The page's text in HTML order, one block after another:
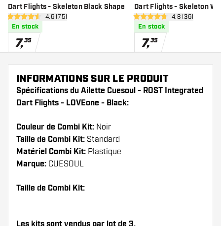
Dart Flights - Skeleton Black Shape
ouvrir le panneau des avis
4.6 étoiles de notation
4.6 (75)
En stock
7,35
Dart Flights - Skeleton
ouvrir le
4.8 étoiles de notation
4.8 (36)
En stock
7,35
INFORMATIONS SUR LE PRODUIT
Spécifications du Ailette Cuesoul - ROST Integrated
Dart Flights - LOVEone - Black:
Couleur de Combi Kit: Noir
Taille de Combi Kit: Standard
Matériel Combi Kit: Plastique
Marque: CUESOUL
Taille de Combi Kit: